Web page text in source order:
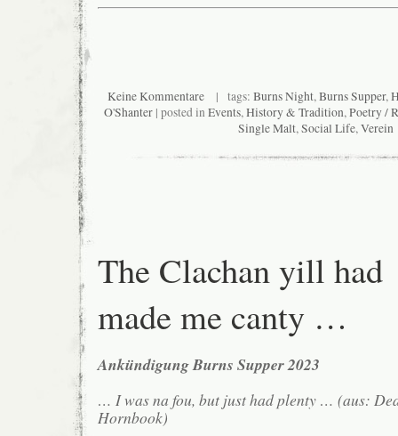
Keine Kommentare | tags: Burns Night,Burns Supper,
O'Shanter | posted inEvents,History & Tradition,Poetry /
Single Malt,Social Life,Verein
The Clachan yill had
made me canty …
Ankündigung Burns Supper 2023
… I was na fou, but just had plenty … (aus:
Hornbook)